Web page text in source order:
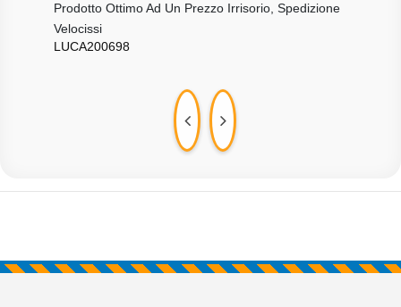
Prodotto Ottimo Ad Un Prezzo Irrisorio, Spedizione
Velocissi
LUCA200698